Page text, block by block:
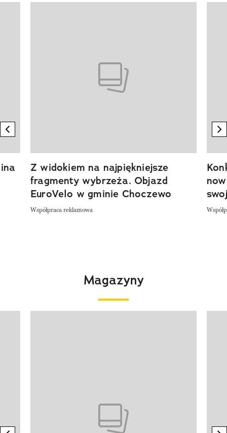
previous element
Z widokiem na najpiękniejsze
fragmenty wybrzeża. Objazd
EuroVelo w gminie Choczewo
Współpraca reklamowa
Magazyny